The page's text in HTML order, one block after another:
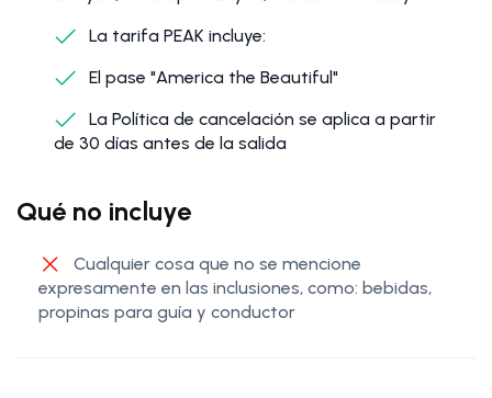
La tarifa PEAK incluye:
El pase "America the Beautiful"
La Política de cancelación se aplica a partir
de 30 días antes de la salida
Qué no incluye
Cualquier cosa que no se mencione
expresamente en las inclusiones, como: bebidas,
propinas para guía y conductor